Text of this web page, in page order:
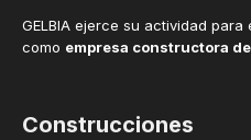
GELBIA ejerce su actividad
como empresa constructora
Construcciones